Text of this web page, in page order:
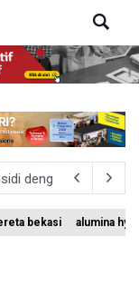
dengan Konsep
Buku Ajar
Ditutup karena
bekasi alumina